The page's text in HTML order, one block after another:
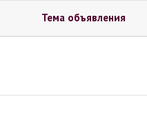
Тема объявления